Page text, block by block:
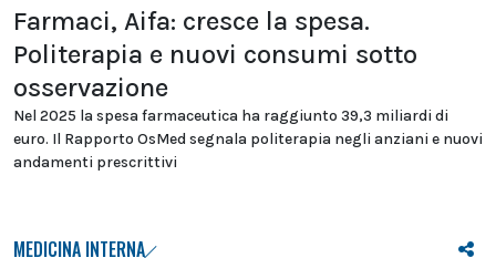
Farmaci, Aifa: cresce la spesa.
Politerapia e nuovi consumi sotto
osservazione
Nel 2025 la spesa farmaceutica ha raggiunto 39,3 miliardi di
euro. Il Rapporto OsMed segnala politerapia negli anziani e nuovi
andamenti prescrittivi
MEDICINA INTERNA